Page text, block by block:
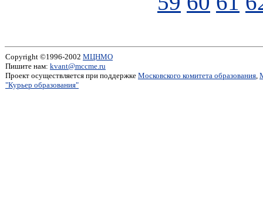
Copyright ©1996-2002 МЦНМО
Пишите нам: kvant@mccme.ru
Проект осуществляется при поддержке Московского комитета образования,
"Курьер образования"